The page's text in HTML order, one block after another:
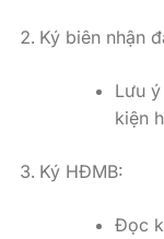
Ký biên nhận
Lưu
kiện
Ký HĐMB:
Đọc